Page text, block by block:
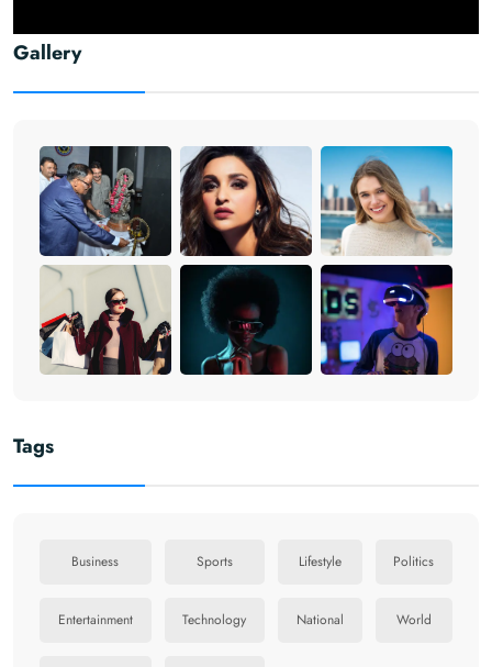
Gallery
Tags
Business Sports Lifestyle Politics
Entertainment Technology National World